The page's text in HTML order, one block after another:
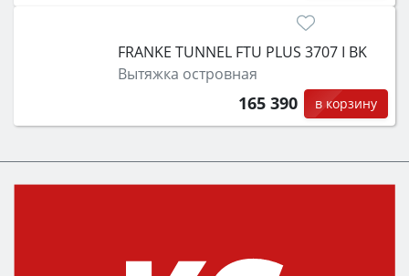
FRANKE TUNNEL FTU PLUS 3707 I BK
Вытяжка островная
165 390 в корзину